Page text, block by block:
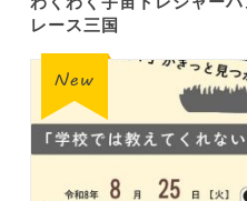
レース三国